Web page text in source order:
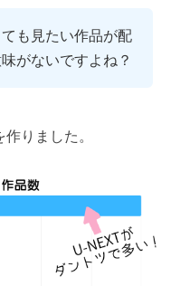
も見たい作品が配
がないですよね？
りました。